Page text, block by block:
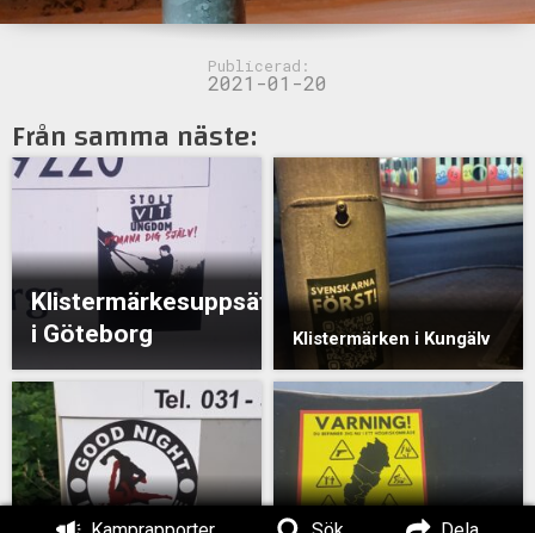
Publicerad:
2021-01-20
Från samma näste:
Klistermärkesuppsättning
i Göteborg
Klistermärken i Kungälv
Klistermärkesuppsättning